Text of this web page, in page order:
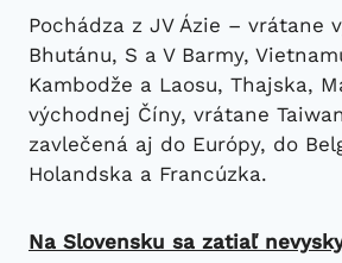
Pochádza z JV Ázie – vrátane
Bhutánu, S a V Barmy,
Kambodže a Laosu, Thajska,
východnej Číny, vrátane
zavlečená aj do Európy, do
Holandska a Francúzka.
Na Slovensku sa zatiaľ